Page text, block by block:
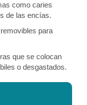
como caries
de las encías.
para
que se colocan
o desgastados.